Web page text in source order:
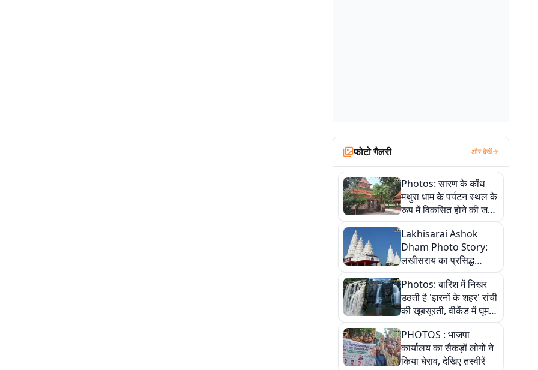
फोटो गैलरी और देखें
Photos: सारण के कोंध
मथुरा धाम के पर्यटन स्थल के
रूप में विकसित होने की जगी
आस, 9 तस्वीरों में देखें पूरी
कहानी
Lakhisarai Ashok
Dham Photo Story:
लखीसराय का प्रसिद्ध
अशोक धाम—आस्था,
श्रृंगार, अनुष्ठान और
अलौकिक संध्या आरती के
विहंगम दृश्य
Photos: बारिश में निखर
उठती है 'झरनों के शहर' रांची
की खूबसूरती, वीकेंड में घूम
आएं ये 5 वादियां
PHOTOS : भाजपा
कार्यालय का सैकड़ों लोगों ने
किया घेराव, देखिए तस्वीरें